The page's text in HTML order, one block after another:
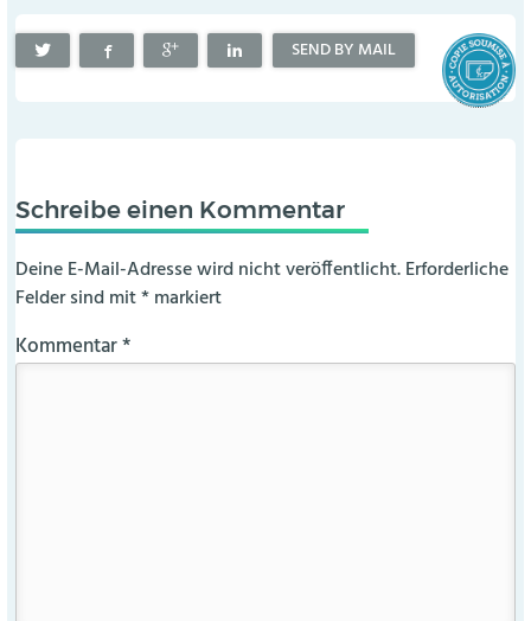
SEND BY MAIL
Schreibe einen Kommentar
Deine E-Mail-Adresse wird nicht veröffentlicht. Erforderliche
Felder sind mit*markiert
Kommentar*